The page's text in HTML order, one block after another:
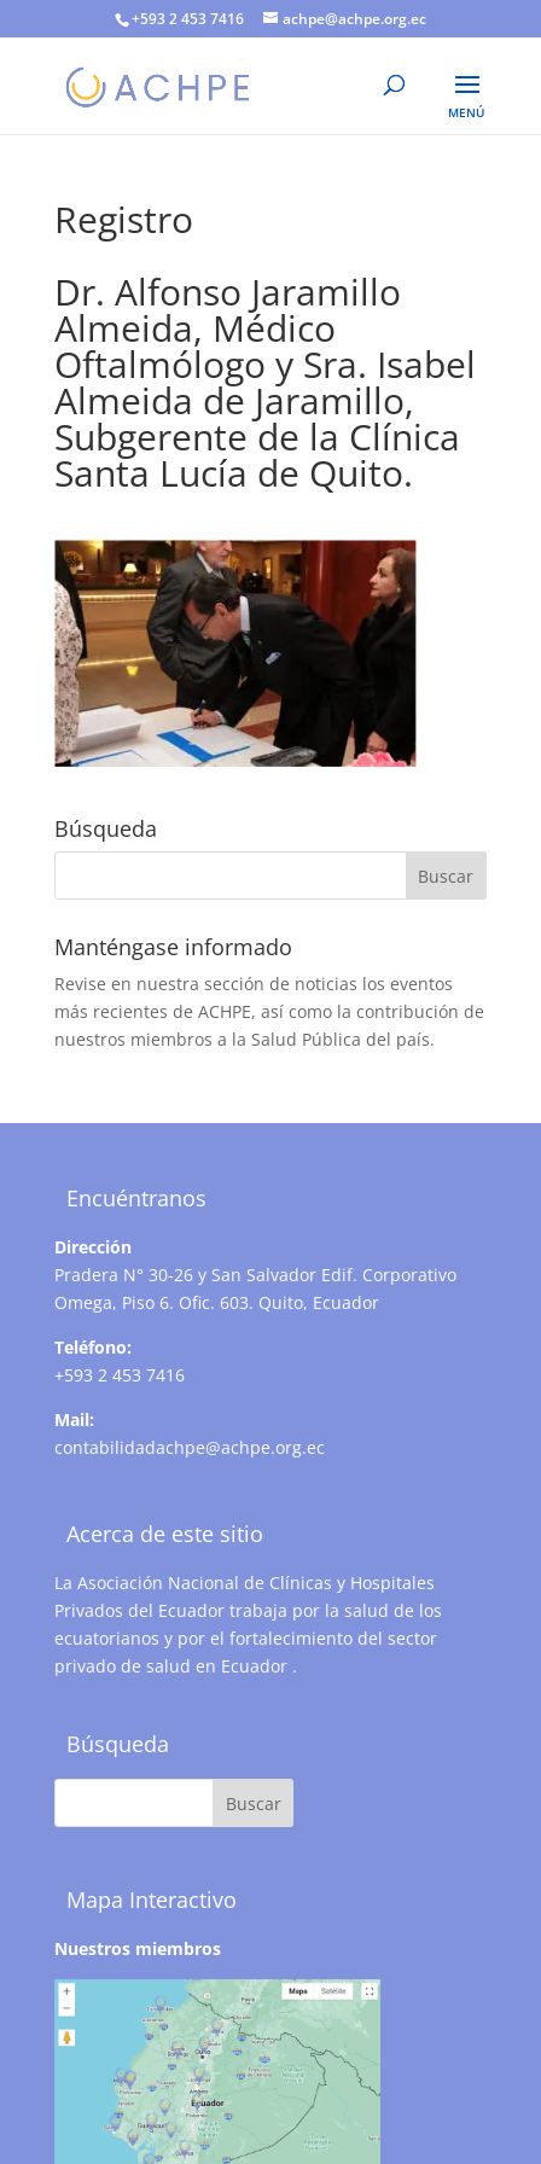
+593 2 453 7416 achpe@achpe.org.ec
Registro
Dr. Alfonso Jaramillo
Almeida, Médico
Oftalmólogo y Sra. Isabel
Almeida de Jaramillo,
Subgerente de la Clínica
Santa Lucía de Quito.
Búsqueda
Manténgase informado
Revise en nuestra sección de noticias los eventos
más recientes de ACHPE, así como la contribución de
nuestros miembros a la Salud Pública del país.
Encuéntranos
Dirección
Pradera N° 30-26 y San Salvador Edif. Corporativo
Omega, Piso 6. Ofic. 603. Quito, Ecuador
Teléfono:
+593 2 453 7416
Mail:
contabilidadachpe@achpe.org.ec
Acerca de este sitio
La Asociación Nacional de Clínicas y Hospitales
Privados del Ecuador trabaja por la salud de los
ecuatorianos y por el fortalecimiento del sector
privado de salud en Ecuador .
Búsqueda
Mapa Interactivo
Nuestros miembros